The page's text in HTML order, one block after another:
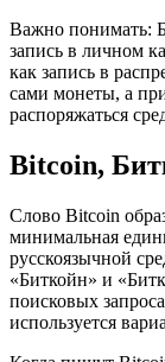
Важно понимать:
запись в личном
как запись в
сами монеты, а
распоряжаться
Bitcoin,
Слово Bitcoin
минимальная
русскоязычной
«Биткойн» и
поисковых
используется